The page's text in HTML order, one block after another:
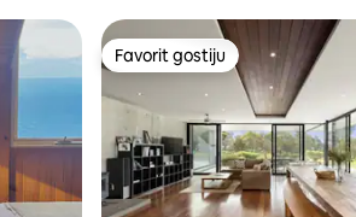
Favorit gostiju
Favorit gostiju